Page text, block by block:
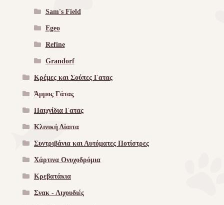
Sam's Field
Egeo
Refine
Grandorf
Κρέμες και Σούπες Γατας
Άμμος Γάτας
Παιχνίδια Γατας
Κλινική Δίαιτα
Συντριβάνια και Αυτόματες Ποτίστρες
Χάρτινα Ονυχοδρόμια
Κρεβατάκια
Σνακ - Λιχουδιές